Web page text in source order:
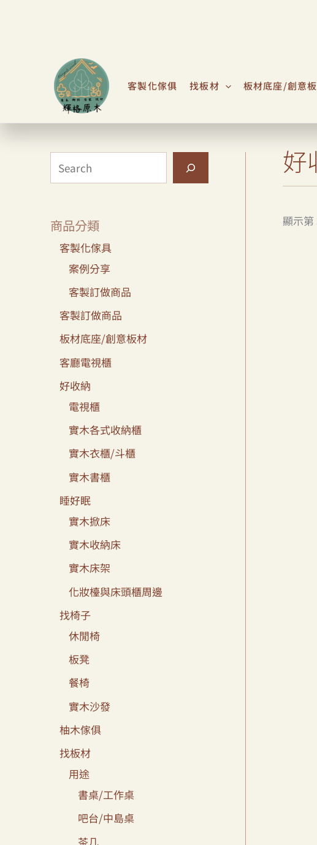
客製化傢俱 找板材 板材底座/創意
c
商品分類
客製化傢具
案例分享
客製訂做商品
客製訂做商品
板材底座/創意板材
客廳電視櫃
好收納
電視櫃
實木各式收納櫃
實木衣櫃/斗櫃
實木書櫃
睡好眠
實木掀床
實木收納床
實木床架
化妝檯與床頭櫃周邊
找椅子
休閒椅
板凳
餐椅
實木沙發
柚木傢俱
找板材
用途
書桌/工作桌
吧台/中島桌
茶几
好
顯示第